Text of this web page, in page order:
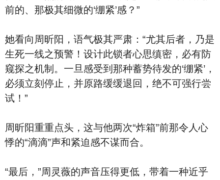
前的、那极其细微的‘绷紧’感？”
她看向周昕阳，语气极其严肃：“尤其后者，乃是
生死一线之预警！设计此锁者心思缜密，必有防
窥探之机制。一旦感受到那种蓄势待发的‘绷紧’，
必须立刻停止，并原路缓缓退回，绝不可强行尝
试！”
周昕阳重重点头，这与他两次“炸箱”前那令人心
悸的“滴滴”声和紧迫感不谋而合。
“最后，”周灵薇的声音压得更低，带着一种近乎